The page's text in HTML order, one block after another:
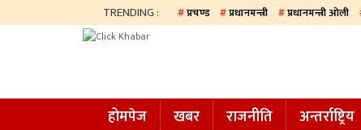
TRENDING : प्रचण्ड प्रधानमन्त्री प्रधानमन्त्री ओली
खबर
होमपेज खबर राजनीति अन्तर्राष्ट्रिय